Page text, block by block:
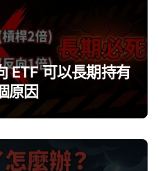
ETF 可以長期持有
原因